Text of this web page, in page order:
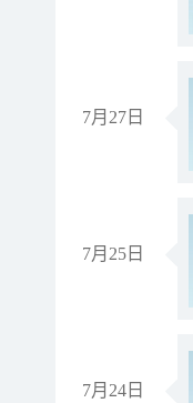
7月27日
7月25日
7月24日